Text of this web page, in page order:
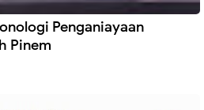
Penganiayaan
Pinem